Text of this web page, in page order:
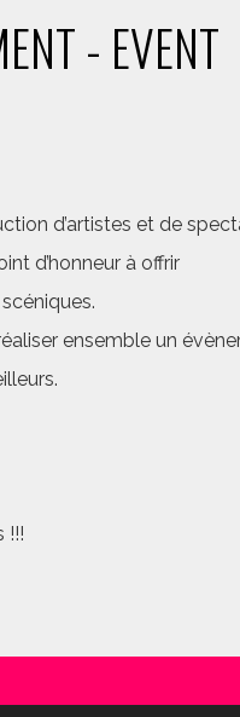
- EVENT
d’artistes et de
d’honneur à offrir
ensemble un
!!!